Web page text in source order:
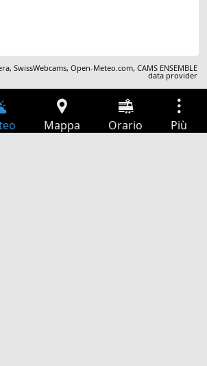
,SwissWebcams,Open-Meteo.com,CAMS ENSEMBLE
data provider
Mappa Orario Più